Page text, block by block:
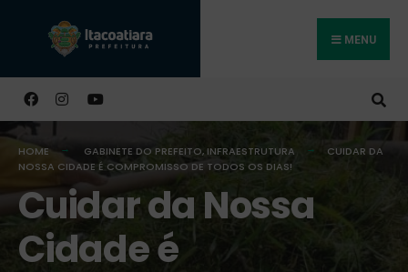
MENU
HOME GABINETE DO PREFEITO,INFRAESTRUTURA
CUIDAR DA
NOSSA CIDADE É COMPROMISSO DE TODOS OS DIAS!
Cuidar da Nossa
Cidade é
Buscar